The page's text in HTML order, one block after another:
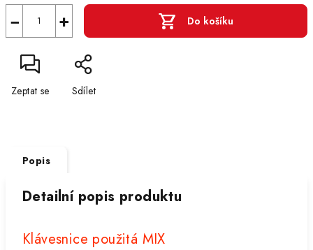
+
− Do košíku
Zeptat se Sdílet
Popis
Detailní popis produktu
Klávesnice použitá MIX